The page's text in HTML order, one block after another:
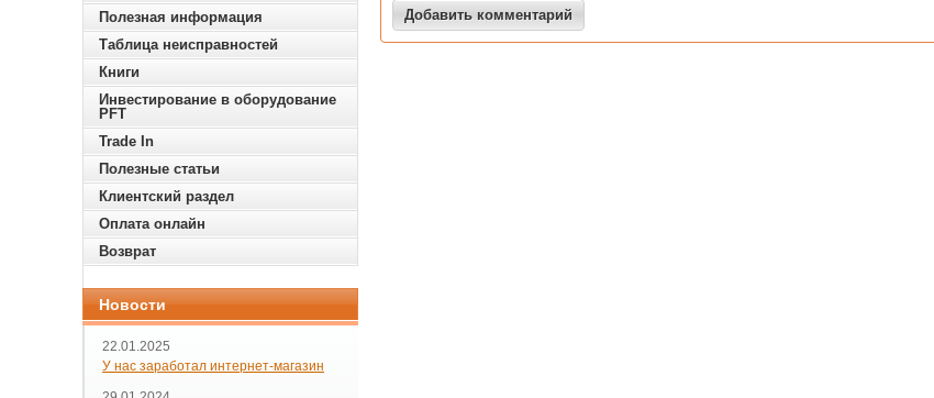
Полезная информация
Таблица неисправностей
Книги
Инвестирование в оборудование
PFT
Trade In
Полезные статьи
Клиентский раздел
Оплата онлайн
Возврат
Новости
22.01.2025
У нас заработал интернет-магазин